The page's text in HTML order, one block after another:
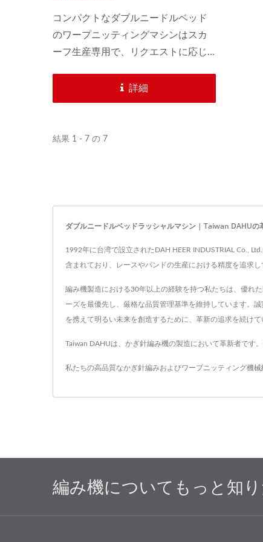
コンパクトなダブルニードルベッド
のワープニッティングマシンはスカ
ーフ生産専用で、リクエストに応じ
きます。シンプルな構造で、機械は
よりスムーズに動作し、操作が簡単
詳細
結果 1 - 7 の 7
ダブルニードルベッドラッシャルマシン | Taiwan DAHUの
1992年に台湾で設立されたDAH HEER INDUSTRIAL Co.,
含まれており、レースやバンドの生産における精度を追求
編み機製造における30年以上の経験を持つ私たちは、優れ
ーズを最優先し、厳格な品質管理基準を維持しています。
を携えて明るい未来を創造するために、革新の追求を続けて
Taiwan DAHUは、かぎ針編み機の製造において革新者です
私たちの高品質なかぎ針編みおよびワープニッティング機械
編み機についてもっと知